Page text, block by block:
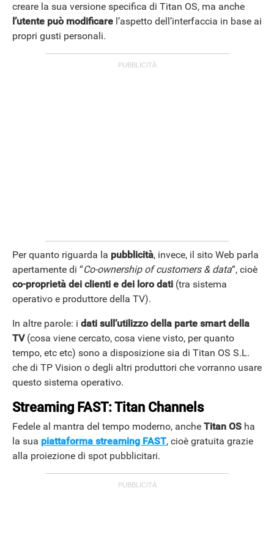
creare la sua versione specifica di Titan OS, ma anche
l’utente può modificare l’aspetto dell’interfaccia in base ai
propri gusti personali.
Per quanto riguarda la pubblicità, invece, il sito Web parla
apertamente di “Co-ownership of customers & data“, cioè
co-proprietà dei clienti e dei loro dati (tra sistema
operativo e produttore della TV).
In altre parole: i dati sull’utilizzo della parte smart della
TV(cosa viene cercato, cosa viene visto, per quanto
tempo, etc etc) sono a disposizione sia di Titan OS S.L.
che di TP Vision o degli altri produttori che vorranno usare
questo sistema operativo.
Streaming FAST: Titan Channels
Fedele al mantra del tempo moderno, anche Titan OS ha
la sua piattaforma streaming FAST, cioè gratuita grazie
alla proiezione di spot pubblicitari.